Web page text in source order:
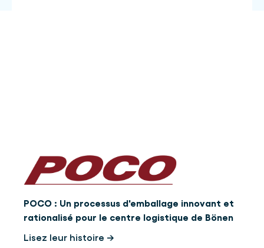
POCO : Un processus d'emballage innovant et
rationalisé pour le centre logistique de Bönen
Lisez leur histoire →